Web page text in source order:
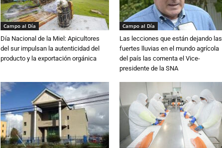
Campo al Día
Día Nacional de la Miel: Apicultores
del sur impulsan la autenticidad del
producto y la exportación orgánica
Campo al Día
Las lecciones que están dejando las
fuertes lluvias en el mundo agrícola
del país las comenta el Vice-
presidente de la SNA